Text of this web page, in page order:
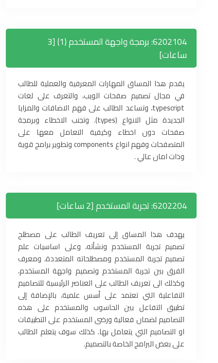
6202104: برمجة واجهة المستخدم (1) [3
ساعات]
يقدم هذا المساق المهارات المعرفية والعملية للطالب
في مجال تصميم صفحات الويب، والتعرف على لغات
typescript، وتساعد الطالب على فهم الاضافات والمزايا
الجديدة مثل الانواع (types). وتجنب الاخطاء وبرمجة
صفحات دون اخطاء وكيفية التعامل معها على
المتصفحات وفهم انواع components وتطوير برامج قوية
وذات امان عالي .
6202204: تجربة المستخدم [2 ساعات]
يهدف هذا المساق إلى تعريف الطالب على مصطلح
تصميم تجربة المستخدم ونشأته، وعلى اساسيات علم
تصميم تجربة المستخدم ومصطلحاته المتعددة، ومعرف
الفرق بين تجربة المستخدم وتصميم واجهة المستخدم،
وكذلك الى تعريف الطالب على العناصر الرئيسية للتصاميم
التفاعلية التي تعتمد على أسس علمية، بالإضافة إلى
تطبيق التفاعل بين الحاسوب والمستخدم على هذه
التصاميم لضمان فعالية ورضى المستخدم على التطبيقات
او التصاميم التي يتعامل بها. كذلك سوف يتعلم الطالب
على بعض البرامج الخاصة بالتصميم.